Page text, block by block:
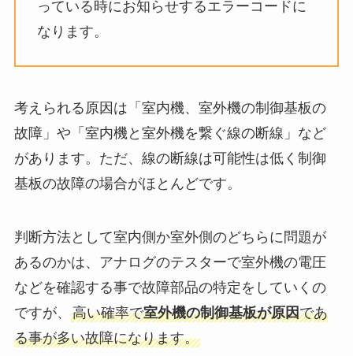
っている時にお知らせするエラーコードに
なります。
考えられる原因は「 室内機、室外機の制御基板の
故障」や「 室内機と室外機を繋ぐ線の断線 」など
があります。ただ、線の断線は可能性は低く制御
基板の故障の場合がほとんどです。
判断方法として室内側か室外側のどちらに問題が
あるのかは、アナログのテスターで室外機の電圧
などを確認する事で故障部品の特定をしていくの
ですが、 高い確率で室外機の制御基板が原因であ
る事が多い故障になります。